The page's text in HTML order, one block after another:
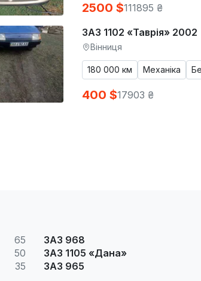
2500 $111895 ₴
ЗАЗ 1102 «Таврія» 2002
Вінниця
180 000 км Механіка
400 $17903 ₴
65
50
35
ЗАЗ 968
ЗАЗ 1105 «Дана»
ЗАЗ 965